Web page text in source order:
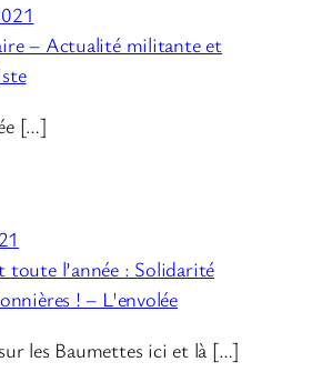
– Actualité militante et
[…]
toute l’année : Solidarité
! – L'envolée
les Baumettes ici et là […]